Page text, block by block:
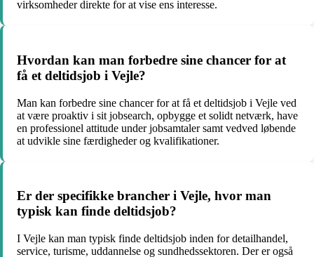
virksomheder direkte for at vise ens interesse.
Hvordan kan man forbedre sine chancer for at
få et deltidsjob i Vejle?
Man kan forbedre sine chancer for at få et deltidsjob i Vejle ved
at være proaktiv i sit jobsearch, opbygge et solidt netværk, have
en professionel attitude under jobsamtaler samt vedved løbende
at udvikle sine færdigheder og kvalifikationer.
Er der specifikke brancher i Vejle, hvor man
typisk kan finde deltidsjob?
I Vejle kan man typisk finde deltidsjob inden for detailhandel,
service, turisme, uddannelse og sundhedssektoren. Der er også